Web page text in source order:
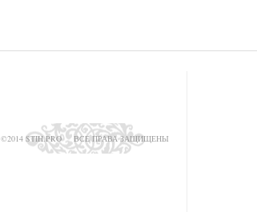
©2014 STIH.PRO ВСЕ ПРАВА ЗАЩИЩЕНЫ